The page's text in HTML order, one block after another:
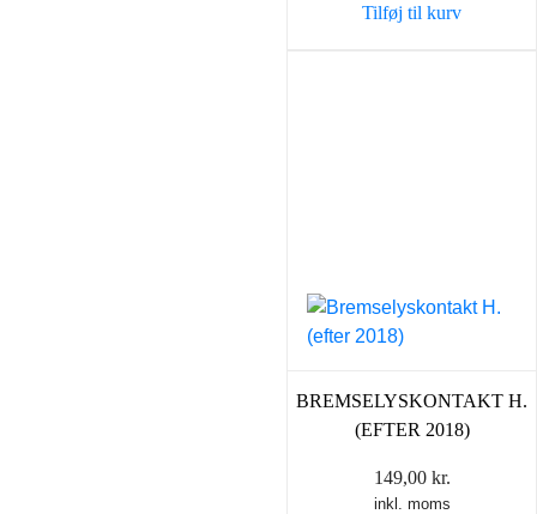
149,00 kr..
Tilføj til kurv
BREMSELYSKONTAKT H.
(EFTER 2018)
149,00 kr.
inkl. moms